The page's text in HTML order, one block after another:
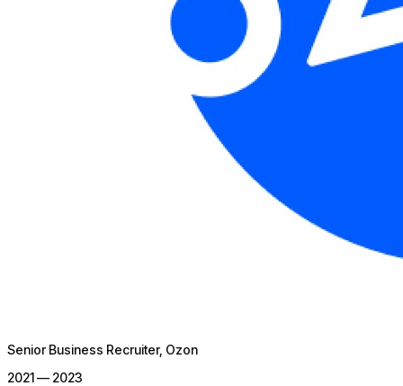
Senior Business Recruiter, Ozon
2021 — 2023